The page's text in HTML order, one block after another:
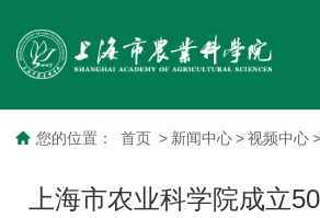
您的位置： 首页 > 新闻中心 > 视频中心 >
上海市农业科学院成立